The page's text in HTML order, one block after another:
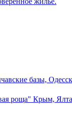
базы,
роща" Крым, Ялта